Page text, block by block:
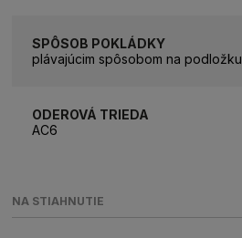
SPÔSOB POKLÁDKY
plávajúcim spôsobom na podložku
ODEROVÁ TRIEDA
AC6
NA STIAHNUTIE